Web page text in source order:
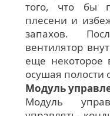
того, что бы
плесени и
запахов.
вентилятор
еще некоторое
осушая полости
Модуль
Модуль